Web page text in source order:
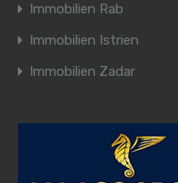
Immobilien Rab
Immobilien Istrien
Immobilien Zadar